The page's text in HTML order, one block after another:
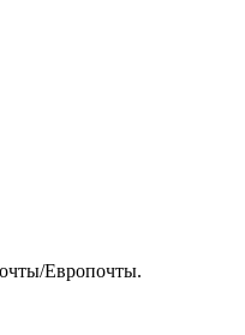
Европочты.